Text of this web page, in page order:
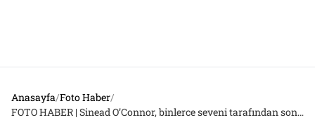
Anasayfa/Foto Haber/
FOTO HABER | Sinead O’Connor, binlerce seveni tarafından son yolculuğuna uğurlandı